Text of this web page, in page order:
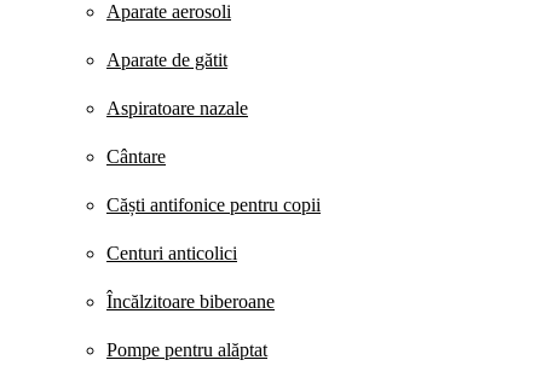
Aparate aerosoli
Aparate de gătit
Aspiratoare nazale
Cântare
Căști antifonice pentru copii
Centuri anticolici
Încălzitoare biberoane
Pompe pentru alăptat